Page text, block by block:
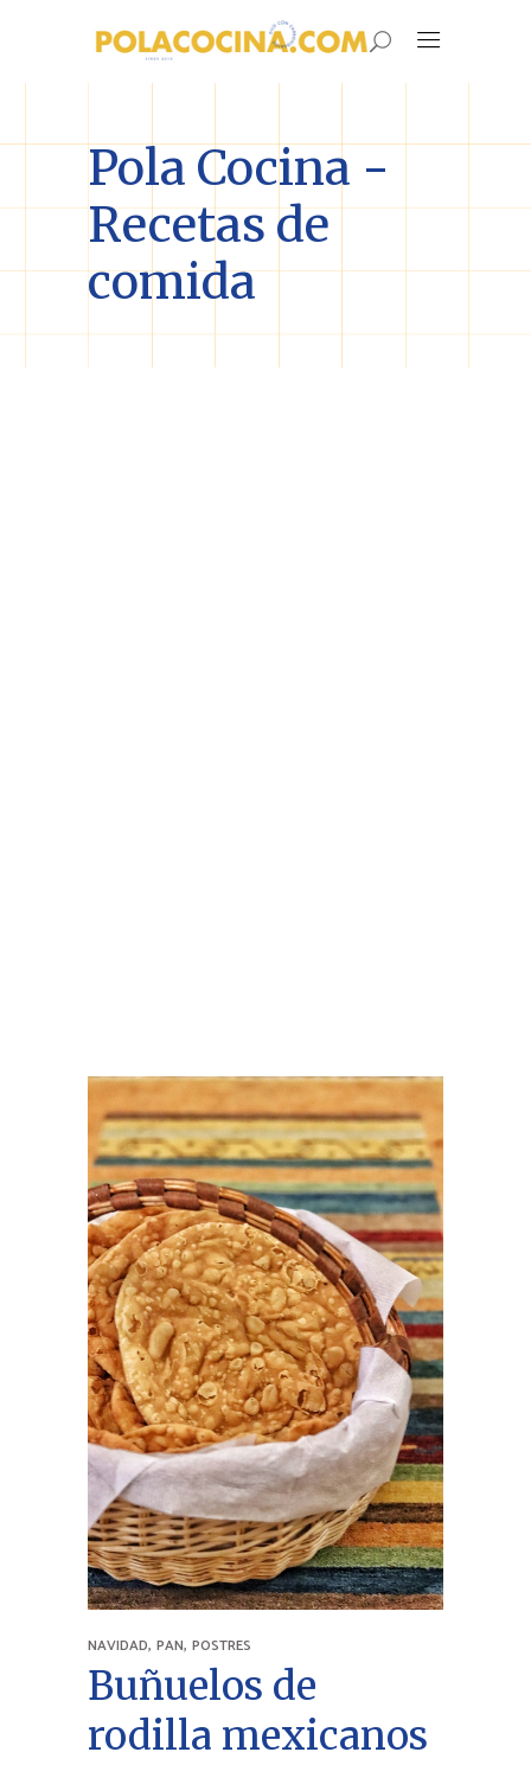
Pola Cocina -
Recetas de
comida
NAVIDAD, PAN, POSTRES
Buñuelos de
rodilla mexicanos